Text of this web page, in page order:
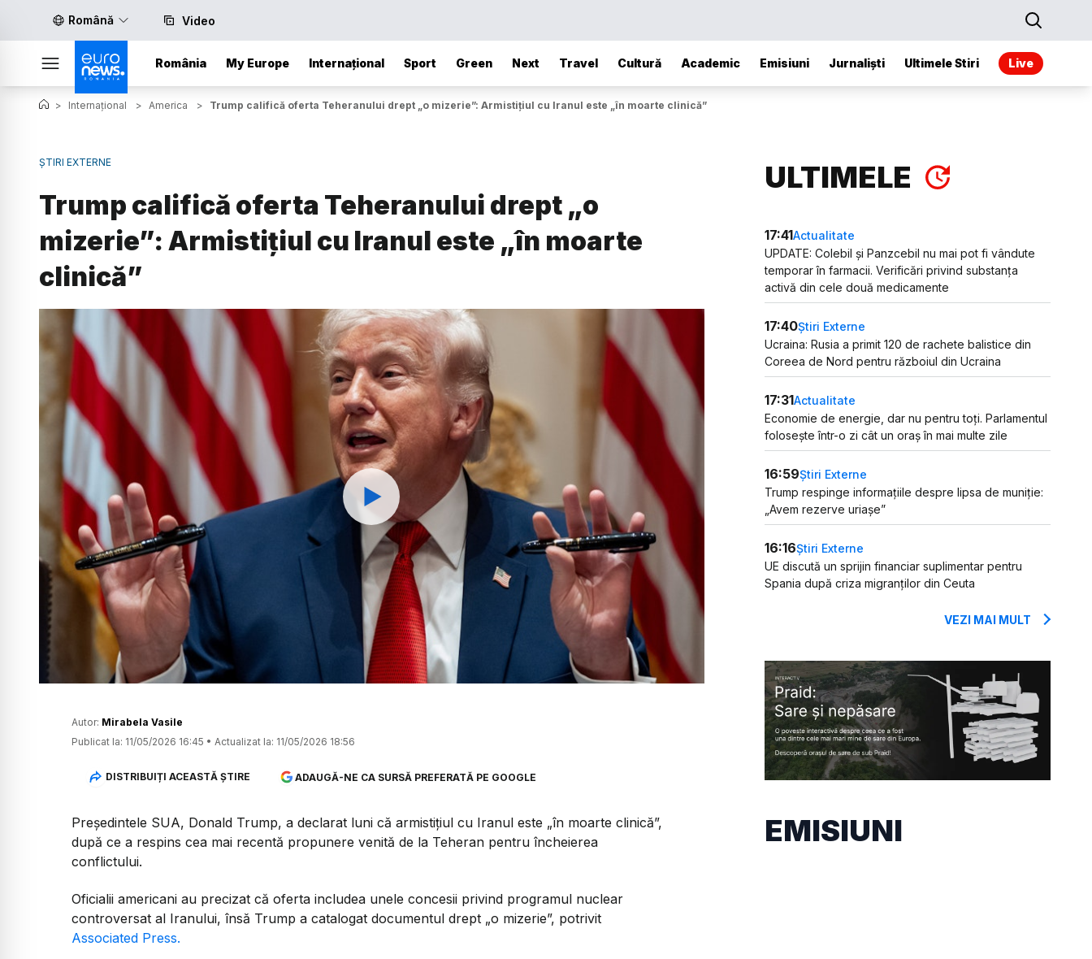
Română Video
România My Europe Internațional Sport Green Next Travel Cultură Academic Emisiuni Jurnaliști Ultimele Stiri Live
> Internațional > America > Trump califică oferta Teheranului drept „o mizerie”: Armistițiul cu Iranul este „în moarte clinică”
ȘTIRI EXTERNE
Trump califică oferta Teheranului drept „o
mizerie”: Armistițiul cu Iranul este „în moarte
clinică”
Watch
Autor: Mirabela Vasile
Publicat la: 11/05/2026 16:45 • Actualizat la: 11/05/2026 18:56
DISTRIBUIȚI ACEASTĂ ȘTIRE ADAUGĂ-NE CA SURSĂ PREFERATĂ PE GOOGLE
Președintele SUA, Donald Trump, a declarat luni că armistițiul cu Iranul este „în moarte clinică”,
după ce a respins cea mai recentă propunere venită de la Teheran pentru încheierea
conflictului.
Oficialii americani au precizat că oferta includea unele concesii privind programul nuclear
controversat al Iranului, însă Trump a catalogat documentul drept „o mizerie”, potrivit
Associated Press.
ULTIMELE
17:41Actualitate
UPDATE: Colebil și Panzcebil nu mai pot fi vândute
temporar în farmacii. Verificări privind substanța
activă din cele două medicamente
17:40Știri Externe
Ucraina: Rusia a primit 120 de rachete balistice din
Coreea de Nord pentru războiul din Ucraina
17:31Actualitate
Economie de energie, dar nu pentru toți. Parlamentul
folosește într-o zi cât un oraș în mai multe zile
16:59Știri Externe
Trump respinge informațiile despre lipsa de muniție:
„Avem rezerve uriașe”
16:16Știri Externe
UE discută un sprijin financiar suplimentar pentru
Spania după criza migranților din Ceuta
VEZI MAI MULT
EMISIUNI